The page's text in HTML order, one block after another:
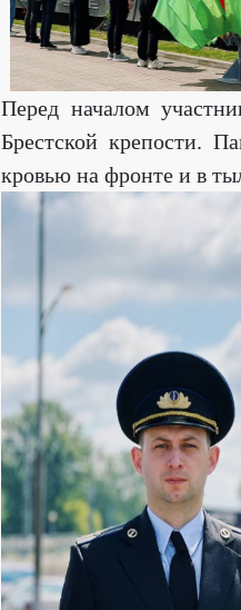
Перед началом
Брестской крепости.
кровью на фронте и в